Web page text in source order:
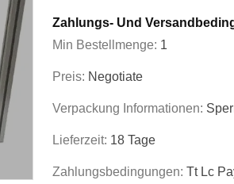
Zahlungs- Und
Min Bestellmenge: 1
Preis: Negotiate
Verpackung Informationen:
Lieferzeit: 18 Tage
Zahlungsbedingungen: Tt Lc